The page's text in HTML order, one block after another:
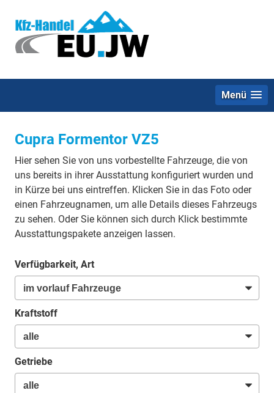
Menü
Cupra Formentor VZ5
Hier sehen Sie von uns vorbestellte Fahrzeuge, die von
uns bereits in ihrer Ausstattung konfiguriert wurden und
in Kürze bei uns eintreffen. Klicken Sie in das Foto oder
einen Fahrzeugnamen, um alle Details dieses Fahrzeugs
zu sehen. Oder Sie können sich durch Klick bestimmte
Ausstattungspakete anzeigen lassen.
Verfügbarkeit, Art
Kraftstoff
Getriebe